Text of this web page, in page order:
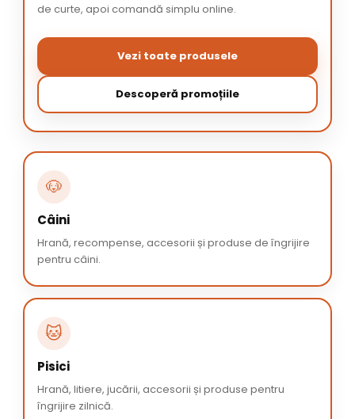
de curte, apoi comandă simplu online.
Vezi toate produsele
Descoperă promoțiile
🐶
Câini
Hrană, recompense, accesorii și produse de îngrijire
pentru câini.
🐱
Pisici
Hrană, litiere, jucării, accesorii și produse pentru
îngrijire zilnică.